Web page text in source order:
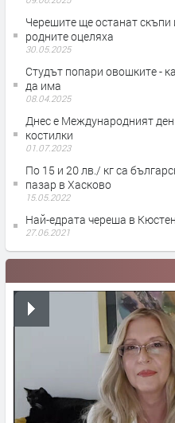
Черешите ще останат
родните оцеляха
30.05.2025
Студът попари овошките -
да има
08.04.2025
Днес е Международният
костилки
01.07.2023
По 15 и 20 лв./ кг са
пазар в Хасково
15.05.2022
Най-едрата череша в
27.06.2021